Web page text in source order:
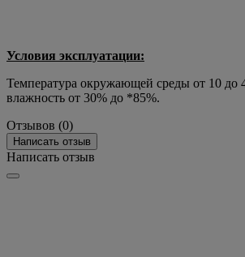
Условия эксплуатации:
Температура окружающей среды от 10 до
влажность от 30% до *85%.
Отзывов (0)
Написать отзыв
Написать отзыв